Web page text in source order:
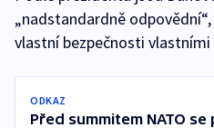
„nadstandardně
vlastní bezpečnosti vlastními
ODKAZ
Před summitem NATO